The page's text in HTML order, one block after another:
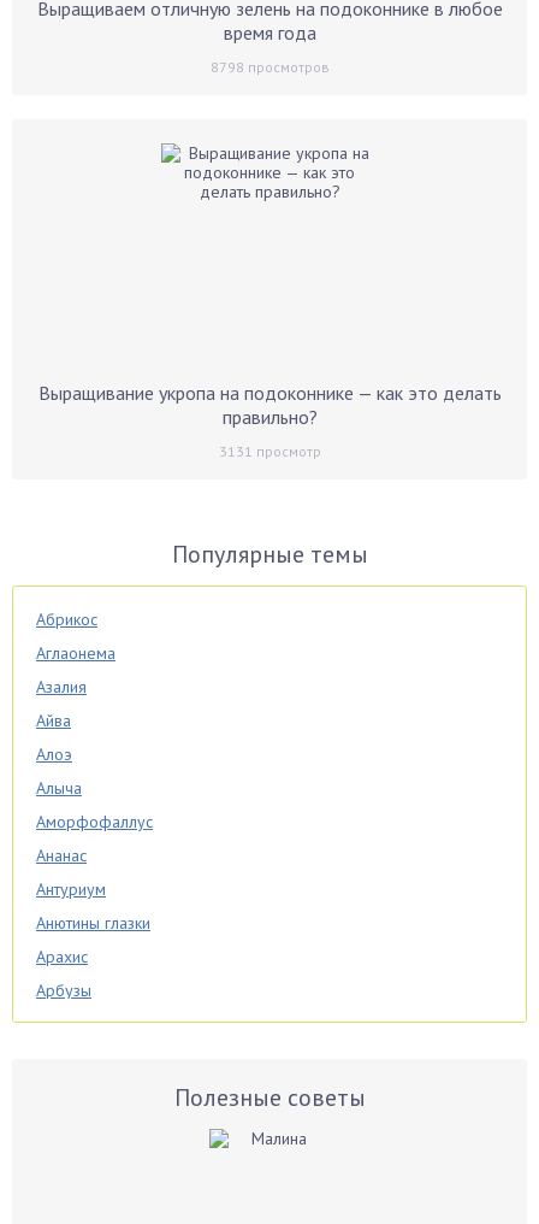
Выращиваем отличную зелень на подоконнике в любое
время года
8798 просмотров
Выращивание укропа на подоконнике — как это делать
правильно?
3131 просмотр
Популярные темы
Абрикос
Аглаонема
Азалия
Айва
Алоэ
Алыча
Аморфофаллус
Ананас
Антуриум
Анютины глазки
Арахис
Арбузы
Аспарагус
Полезные советы